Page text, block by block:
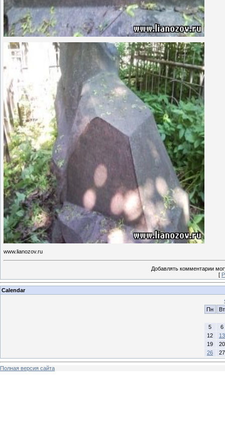
www.lianozov.ru
Добавлять комментарии
[
Calendar
Пн
Вт
5
6
12
13
19
20
26
27
Полная версия сайта